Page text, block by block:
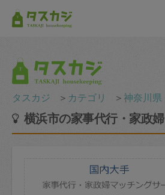
タスカジ ＞ カテゴリ ＞神奈川県
横浜市の家事代行・家政婦